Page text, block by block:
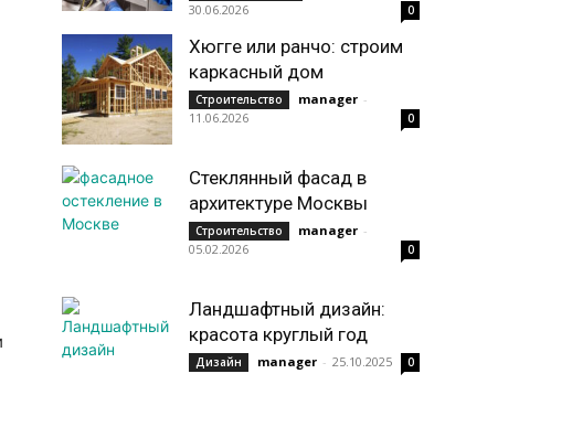
30.06.2026
0
Хюгге или ранчо: строим
каркасный дом
Строительство manager -
11.06.2026
0
Стеклянный фасад в
архитектуре Москвы
Строительство manager -
05.02.2026
0
Ландшафтный дизайн:
красота круглый год
Дизайн manager - 25.10.2025 0